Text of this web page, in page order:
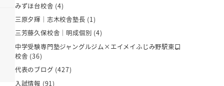
みずほ台校舎 (4)
三原夕輝｜志木校舎塾長 (1)
三芳藤久保校舎｜明成個別 (4)
中学受験専門塾ジャングルジム×エイメイふじみ野駅東口
校舎 (36)
代表のブログ (427)
入試情報 (91)